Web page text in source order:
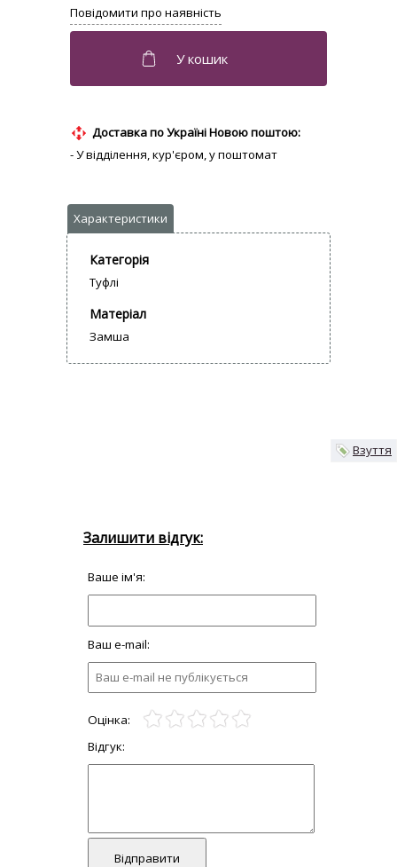
Доставка по Україні Новою поштою:
- У відділення, кур'єром, у поштомат
Категорія
Туфлі
Матеріал
Замша
Взуття